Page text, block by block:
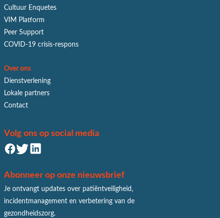
Cultuur Enquetes
VIM Platform
Peer Support
COVID-19 crisis-respons
Over ons
Dienstverlening
Lokale partners
Contact
Volg ons op social media
Abonneer op onze nieuwsbrief
Je ontvangt updates over patiëntveiligheid,
incidentmanagement en verbetering van de
gezondheidszorg.